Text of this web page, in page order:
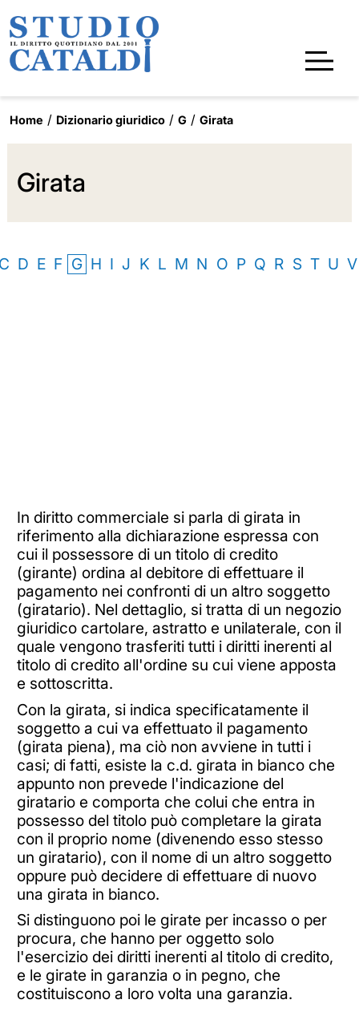
Home Dizionario giuridico G Girata
Girata
D E F G H I J K L M N O P Q R S T U V
In diritto commerciale si parla di girata in
riferimento alla dichiarazione espressa con
cui il possessore di un titolo di credito
(girante) ordina al debitore di effettuare il
pagamento nei confronti di un altro soggetto
(giratario). Nel dettaglio, si tratta di un negozio
giuridico cartolare, astratto e unilaterale, con il
quale vengono trasferiti tutti i diritti inerenti al
titolo di credito all'ordine su cui viene apposta
e sottoscritta.
Con la girata, si indica specificatamente il
soggetto a cui va effettuato il pagamento
(girata piena), ma ciò non avviene in tutti i
casi; di fatti, esiste la c.d. girata in bianco che
appunto non prevede l'indicazione del
giratario e comporta che colui che entra in
possesso del titolo può completare la girata
con il proprio nome (divenendo esso stesso
un giratario), con il nome di un altro soggetto
oppure può decidere di effettuare di nuovo
una girata in bianco.
Si distinguono poi le girate per incasso o per
procura, che hanno per oggetto solo
l'esercizio dei diritti inerenti al titolo di credito,
e le girate in garanzia o in pegno, che
costituiscono a loro volta una garanzia.